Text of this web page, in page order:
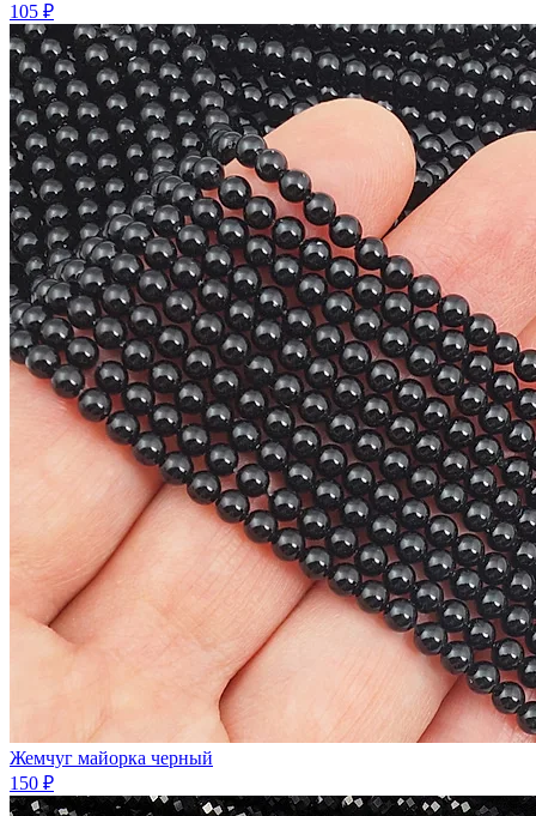
105 ₽
Жемчуг майорка черный
150 ₽